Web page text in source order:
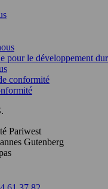
pour le développement
conformité
Pariwest
Gutenberg